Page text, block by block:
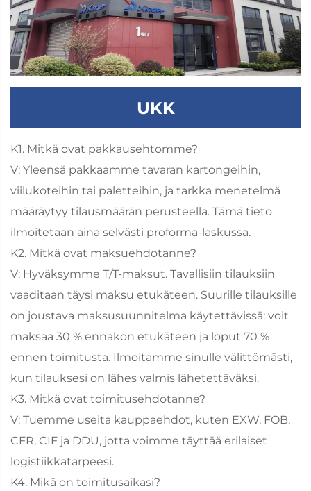
UKK
K1. Mitkä ovat pakkausehtomme?
V: Yleensä pakkaamme tavaran kartongeihin,
viilukoteihin tai paletteihin, ja tarkka menetelmä
määräytyy tilausmäärän perusteella. Tämä tieto
ilmoitetaan aina selvästi proforma-laskussa.
K2. Mitkä ovat maksuehdotanne?
V: Hyväksymme T/T-maksut. Tavallisiin tilauksiin
vaaditaan täysi maksu etukäteen. Suurille tilauksille
on joustava maksusuunnitelma käytettävissä: voit
maksaa 30 % ennakon etukäteen ja loput 70 %
ennen toimitusta. Ilmoitamme sinulle välittömästi,
kun tilauksesi on lähes valmis lähetettäväksi.
K3. Mitkä ovat toimitusehdotanne?
V: Tuemme useita kauppaehdot, kuten EXW, FOB,
CFR, CIF ja DDU, jotta voimme täyttää erilaiset
logistiikkatarpeesi.
K4. Mikä on toimitusaikasi?